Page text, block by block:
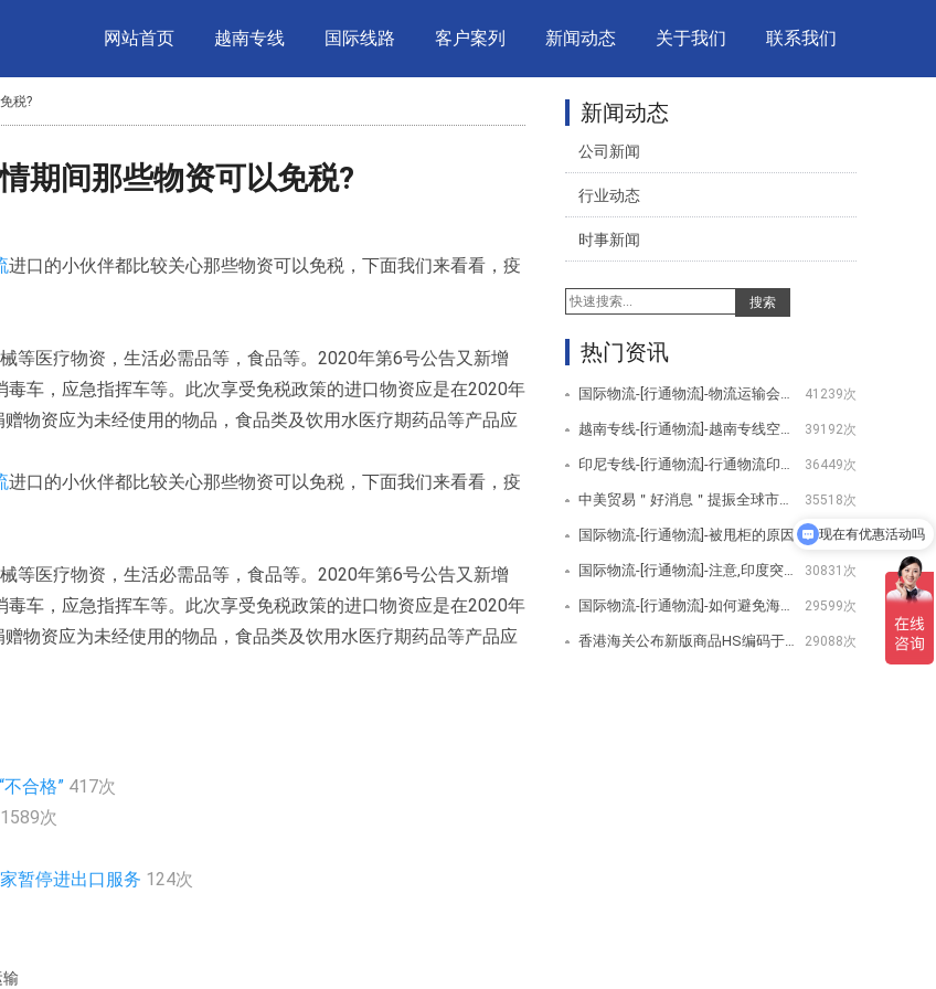
网站首页 越南专线 国际线路 客户案列 新闻动态 关于我们 联系我们
税?
期间那些物资可以免税?
进口的小伙伴都比较关心那些物资可以免税，下面我们来看看，疫
等医疗物资，生活必需品等，食品等。2020年第6号公告又新增
车，应急指挥车等。此次享受免税政策的进口物资应是在2020年
物资应为未经使用的物品，食品类及饮用水医疗期药品等产品应
进口的小伙伴都比较关心那些物资可以免税，下面我们来看看，疫
等医疗物资，生活必需品等，食品等。2020年第6号公告又新增
车，应急指挥车等。此次享受免税政策的进口物资应是在2020年
物资应为未经使用的物品，食品类及饮用水医疗期药品等产品应
合格” 417次
1589次
暂停进出口服务 124次
新闻动态
公司新闻
行业动态
时事新闻
搜索
热门资讯
国际物流-[行通物流]-物流运输会用到哪些设备 41239次
越南专线-[行通物流]-越南专线空运服务项目 39192次
印尼专线-[行通物流]-行通物流印尼专线服务项目 36449次
中美贸易＂好消息＂提振全球市场美取消/降低关税公告-[行通物流] 35518次
国际物流-[行通物流]-被甩柜的原因 32271次
国际物流-[行通物流]-注意,印度突然宣布对350种商品增加进口费用 30831次
国际物流-[行通物流]-如何避免海关查验？ 29599次
香港海关公布新版商品HS编码于2020年1月1日生效-[行通物流] 29088次
现在有优惠活动吗